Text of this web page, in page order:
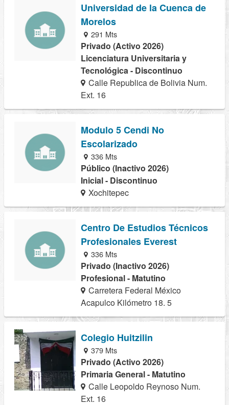
Universidad de la Cuenca de
Morelos
291 Mts
Privado (Activo 2026)
Licenciatura Universitaria y
Tecnológica - Discontinuo
Calle Republica de Bolivia Num.
Ext. 16
Modulo 5 Cendi No
Escolarizado
336 Mts
Público (Inactivo 2026)
Inicial - Discontinuo
Xochitepec
Centro De Estudios Técnicos
Profesionales Everest
336 Mts
Privado (Inactivo 2026)
Profesional - Matutino
Carretera Federal México
Acapulco Kilómetro 18. 5
Colegio Huitzilin
379 Mts
Privado (Activo 2026)
Primaria General - Matutino
Calle Leopoldo Reynoso Num.
Ext. 16